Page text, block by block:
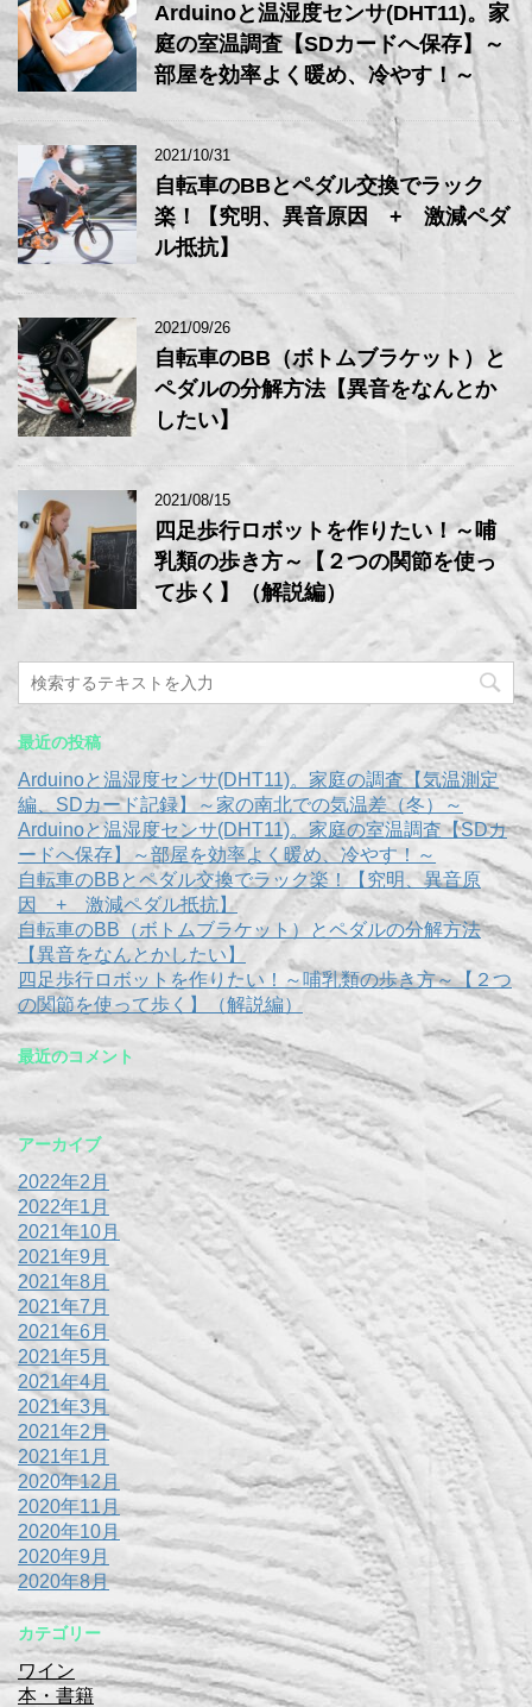
Arduinoと温湿度センサ(DHT11)。家
庭の室温調査【SDカードへ保存】～
部屋を効率よく暖め、冷やす！～
2021/10/31
自転車のBBとペダル交換でラック
楽！【究明、異音原因 + 激減ペダ
ル抵抗】
2021/09/26
自転車のBB（ボトムブラケット）と
ペダルの分解方法【異音をなんとか
したい】
2021/08/15
四足歩行ロボットを作りたい！～哺
乳類の歩き方～【２つの関節を使っ
て歩く】（解説編）
最近の投稿
Arduinoと温湿度センサ(DHT11)。家庭の調査【気温測定
編、SDカード記録】～家の南北での気温差（冬）～
Arduinoと温湿度センサ(DHT11)。家庭の室温調査【SDカ
ードへ保存】～部屋を効率よく暖め、冷やす！～
自転車のBBとペダル交換でラック楽！【究明、異音原
因 + 激減ペダル抵抗】
自転車のBB（ボトムブラケット）とペダルの分解方法
【異音をなんとかしたい】
四足歩行ロボットを作りたい！～哺乳類の歩き方～【２つ
の関節を使って歩く】（解説編）
最近のコメント
アーカイブ
2022年2月
2022年1月
2021年10月
2021年9月
2021年8月
2021年7月
2021年6月
2021年5月
2021年4月
2021年3月
2021年2月
2021年1月
2020年12月
2020年11月
2020年10月
2020年9月
2020年8月
カテゴリー
ワイン
本・書籍